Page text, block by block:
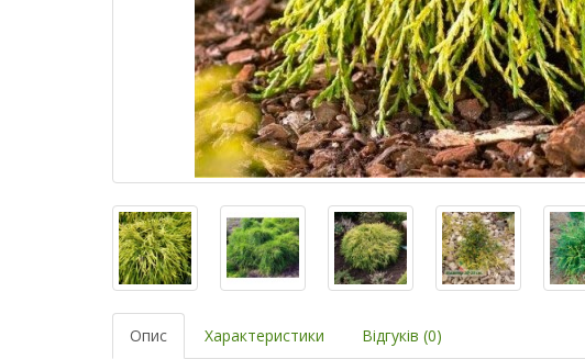
Опис Характеристики Відгуків (0)